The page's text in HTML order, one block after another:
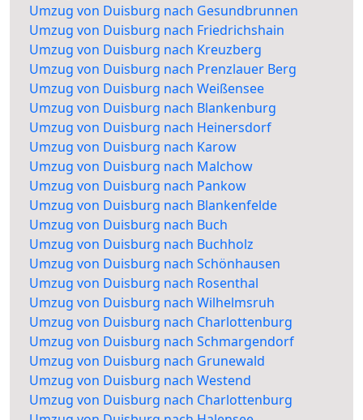
Umzug von Duisburg nach Gesundbrunnen
Umzug von Duisburg nach Friedrichshain
Umzug von Duisburg nach Kreuzberg
Umzug von Duisburg nach Prenzlauer Berg
Umzug von Duisburg nach Weißensee
Umzug von Duisburg nach Blankenburg
Umzug von Duisburg nach Heinersdorf
Umzug von Duisburg nach Karow
Umzug von Duisburg nach Malchow
Umzug von Duisburg nach Pankow
Umzug von Duisburg nach Blankenfelde
Umzug von Duisburg nach Buch
Umzug von Duisburg nach Buchholz
Umzug von Duisburg nach Schönhausen
Umzug von Duisburg nach Rosenthal
Umzug von Duisburg nach Wilhelmsruh
Umzug von Duisburg nach Charlottenburg
Umzug von Duisburg nach Schmargendorf
Umzug von Duisburg nach Grunewald
Umzug von Duisburg nach Westend
Umzug von Duisburg nach Charlottenburg